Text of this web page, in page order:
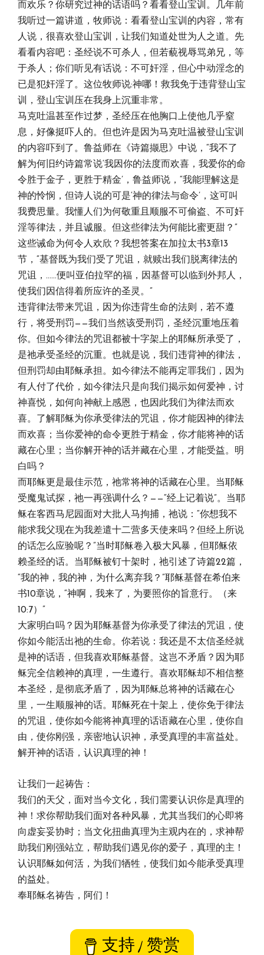
而欢乐？你研究过神的话语吗？看看登山宝训。几年前
我听过一篇讲道，牧师说：看看登山宝训的内容，常有
人说，很喜欢登山宝训，让我们知道处世为人之道。先
看看内容吧：圣经说不可杀人，但若藐视辱骂弟兄，等
于杀人；你们听见有话说：不可奸淫，但心中动淫念的
已是犯奸淫了。这位牧师说:神哪！救我免于违背登山宝
训，登山宝训压在我身上沉重非常。
马克吐温甚至作过梦，圣经压在他胸口上使他几乎窒
息，好像挺吓人的。但也许是因为马克吐温被登山宝训
的内容吓到了。鲁益师在《诗篇撷思》中说，“我不了
解为何旧约诗篇常说‘我因你的法度而欢喜，我爱你的命
令胜于金子，更胜于精金’，鲁益师说，“我能理解这是
神的怜悯，但诗人说的可是‘神的律法与命令’，这可叫
我费思量。我懂人们为何敬重且顺服不可偷盗、不可奸
淫等律法，并且诚服。但这些律法为何能比蜜更甜？”
这些诫命为何令人欢欣？我想答案在加拉太书3章13
节，“基督既为我们受了咒诅，就赎出我们脱离律法的
咒诅，……便叫亚伯拉罕的福，因基督可以临到外邦人，
使我们因信得着所应许的圣灵。”
违背律法带来咒诅，因为你违背生命的法则，若不遵
行，将受刑罚——我们当然该受刑罚，圣经沉重地压着
你。但如今律法的咒诅都被十字架上的耶稣所承受了，
是祂承受圣经的沉重。也就是说，我们违背神的律法，
但刑罚却由耶稣承担。如今律法不能再定罪我们，因为
有人付了代价，如今律法只是向我们揭示如何爱神，讨
神喜悦，如何向神献上感恩，也因此我们为律法而欢
喜。了解耶稣为你承受律法的咒诅，你才能因神的律法
而欢喜；当你爱神的命令更胜于精金，你才能将神的话
藏在心里；当你解开神的话并藏在心里，才能受益。明
白吗？
而耶稣更是最佳示范，祂常将神的话藏在心里。当耶稣
受魔鬼试探，祂一再强调什么？——“经上记着说”。当耶
稣在客西马尼园面对大批人马拘捕，祂说：“你想我不
能求我父现在为我差遣十二营多天使来吗？但经上所说
的话怎么应验呢？”当时耶稣卷入极大风暴，但耶稣依
赖圣经的话。当耶稣被钉十架时，祂引述了诗篇22篇，
“我的神，我的神，为什么离弃我？”耶稣基督在希伯来
书10章说，“神啊，我来了，为要照你的旨意行。（来
10:7）”
大家明白吗？因为耶稣基督为你承受了律法的咒诅，使
你如今能活出祂的生命。你若说：我还是不太信圣经就
是神的话语，但我喜欢耶稣基督。这岂不矛盾？因为耶
稣完全信赖神的真理，一生遵行。喜欢耶稣却不相信整
本圣经，是彻底矛盾了，因为耶稣总将神的话藏在心
里，一生顺服神的话。耶稣死在十架上，使你免于律法
的咒诅，使你如今能将神真理的话语藏在心里，使你自
由，使你刚强，亲密地认识神，承受真理的丰富益处。
解开神的话语，认识真理的神！
让我们一起祷告：
我们的天父，面对当今文化，我们需要认识你是真理的
神！求你帮助我们面对各种风暴，尤其当我们的心即将
向虚妄妥协时；当文化扭曲真理为主观内在的，求神帮
助我们刚强站立，帮助我们遇见你的爱子，真理的主！
认识耶稣如何活，为我们牺牲，使我们如今能承受真理
的益处。
奉耶稣名祷告，阿们！
支持 / 赞赏